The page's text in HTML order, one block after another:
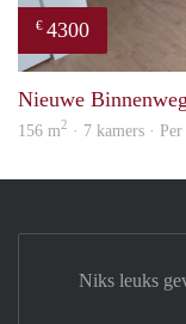
€ 4300
Nieuwe Binnenweg
156 m2 · 7 kamers ·
Niks leuks